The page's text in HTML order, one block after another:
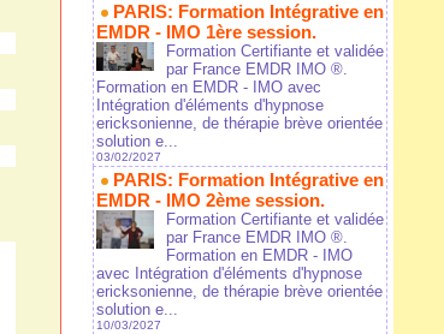
PARIS: Formation Intégrative en
EMDR - IMO 1ère session.
Formation Certifiante et validée
par France EMDR IMO ®.
Formation en EMDR - IMO avec
Intégration d'éléments d'hypnose
ericksonienne, de thérapie brève orientée
solution e...
03/02/2027
PARIS: Formation Intégrative en
EMDR - IMO 2ème session.
Formation Certifiante et validée
par France EMDR IMO ®.
Formation en EMDR - IMO
avec Intégration d'éléments d'hypnose
ericksonienne, de thérapie brève orientée
solution e...
10/03/2027